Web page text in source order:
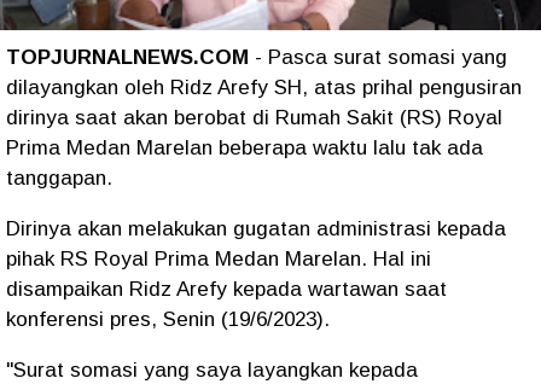
TOPJURNALNEWS.COM - Pasca surat somasi yang
dilayangkan oleh Ridz Arefy SH, atas prihal pengusiran
dirinya saat akan berobat di Rumah Sakit (RS) Royal
Prima Medan Marelan beberapa waktu lalu tak ada
tanggapan.
Dirinya akan melakukan gugatan administrasi kepada
pihak RS Royal Prima Medan Marelan. Hal ini
disampaikan Ridz Arefy kepada wartawan saat
konferensi pres, Senin (19/6/2023).
"Surat somasi yang saya layangkan kepada